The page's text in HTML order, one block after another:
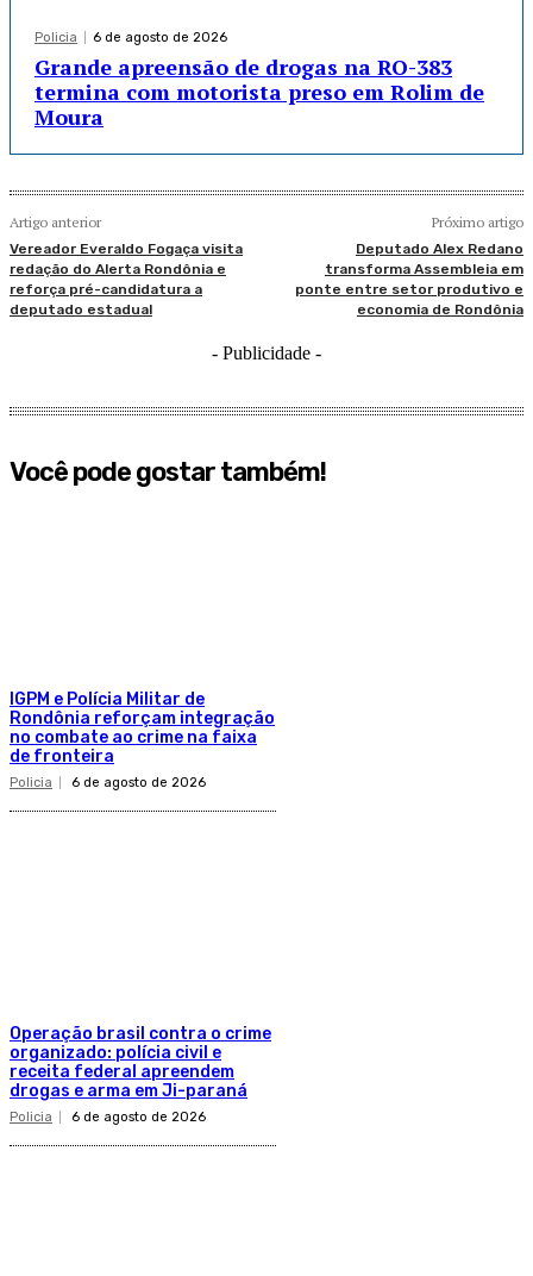
Policia 6 de agosto de 2026
Grande apreensão de drogas na RO-383
termina com motorista preso em Rolim de
Moura
Artigo anterior
Vereador Everaldo Fogaça visita
redação do Alerta Rondônia e
reforça pré-candidatura a
deputado estadual
Próximo artigo
Deputado Alex Redano
transforma Assembleia em
ponte entre setor produtivo e
economia de Rondônia
- Publicidade -
Você pode gostar também!
IGPM e Polícia Militar de
Rondônia reforçam integração
no combate ao crime na faixa
de fronteira
Policia 6 de agosto de 2026
Operação brasil contra o crime
organizado: polícia civil e
receita federal apreendem
drogas e arma em Ji-paraná
Policia 6 de agosto de 2026